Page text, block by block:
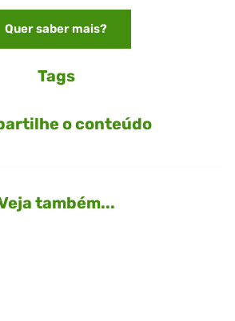
Quer saber mais?
Tags
o conteúdo
também...